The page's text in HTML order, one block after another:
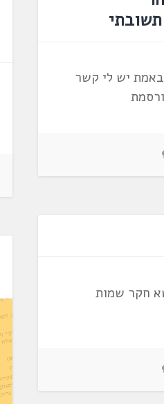
יש לי קשר
חקר שמות